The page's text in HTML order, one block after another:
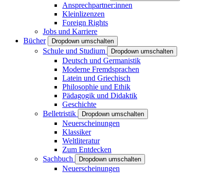
Ansprechpartner:innen
Kleinlizenzen
Foreign Rights
Jobs und Karriere
Bücher
Dropdown umschalten
Schule und Studium Dropdown umschalten
Deutsch und Germanistik
Moderne Fremdsprachen
Latein und Griechisch
Philosophie und Ethik
Pädagogik und Didaktik
Geschichte
Belletristik
Dropdown umschalten
Neuerscheinungen
Klassiker
Weltliteratur
Zum Entdecken
Sachbuch
Dropdown umschalten
Neuerscheinungen